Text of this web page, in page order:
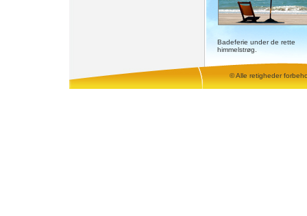
Badeferie under de rette
himmelstrøg.
© Alle retigheder